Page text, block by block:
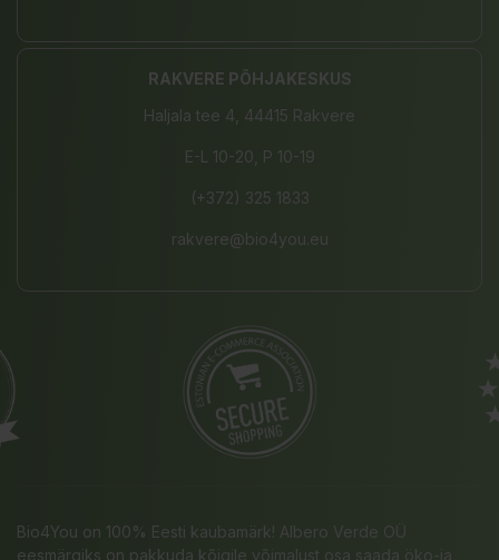
RAKVERE PÕHJAKESKUS
Haljala tee 4, 44415 Rakvere
E-L 10-20, P 10-19
(+372) 325 1833
rakvere@bio4you.eu
Bio4You on 100% Eesti kaubamärk! Albero Verde OÜ
eesmärgiks on pakkuda kõigile võimalust osa saada öko-ja